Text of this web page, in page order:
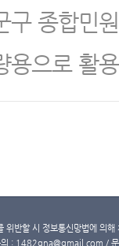
구 종합민
용으로 활
반할 시 정보통신망법에 의
의 : 1482qna@gmail.com /